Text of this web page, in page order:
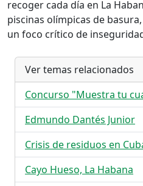
recoger cada día en La
piscinas olímpicas de
un foco crítico de
Ver temas relacionados
Concurso "Muestra tu
Edmundo Dantés Junior
Crisis de residuos en
Cayo Hueso, La Habana